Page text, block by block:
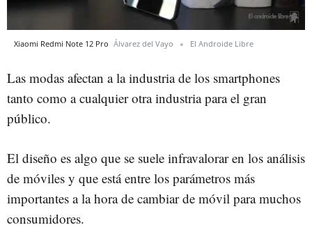
Xiaomi Redmi Note 12 Pro Álvarez del Vayo El Androide Libre
Las modas afectan a la industria de los smartphones
tanto como a cualquier otra industria para el gran
público.
El diseño es algo que se suele infravalorar en los análisis
de móviles y que está entre los parámetros más
importantes a la hora de cambiar de móvil para muchos
consumidores.